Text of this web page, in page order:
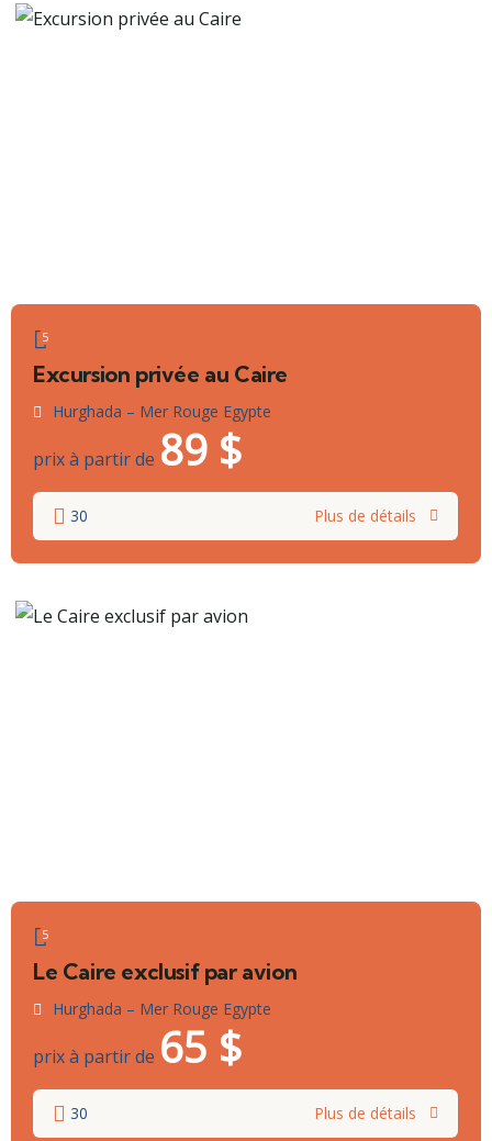
5
Excursion privée au Caire
Hurghada – Mer Rouge Egypte
prix à partir de 89 $
30 Plus de détails
5
Le Caire exclusif par avion
Hurghada – Mer Rouge Egypte
prix à partir de 65 $
30 Plus de détails